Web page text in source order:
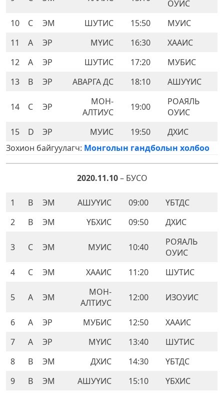
ОУИС
10
C ЭМ ШУТИС 15:50
МУИС
11
A ЭР МҮИС 16:30
ХААИС
12
A ЭР ШУТИС 17:20
МУБИС
13
B ЭР АВАРГА ДС 18:10 АШУҮИС
14 C ЭР
МОН-
АЛТИУС
19:00
РОАЯЛЬ
ОУИС
15
D ЭР МУИС 19:50
ДХИС
Зохион байгуулагч: Монголын гандболын холбоо
2020.11.10– БУСО
1 B ЭМ АШУҮИС 09:00
ҮБТДС
2
B ЭМ ҮБХИС 09:50 ДХИС
3 C ЭМ МУИС 10:40
РОЯАЛЬ
ОУИС
4
C ЭМ ХААИС 11:20 ШУТИС
5 A ЭМ
МОН-
АЛТИУС
12:00 ИЗОУИС
6 A ЭР МУБИС 12:50
ХААИС
7
A ЭР МҮИС 13:40
ШУТИС
8
B ЭМ ДХИС 14:30
ҮБТДС
9
B ЭМ АШУҮИС 15:10 ҮБХИС